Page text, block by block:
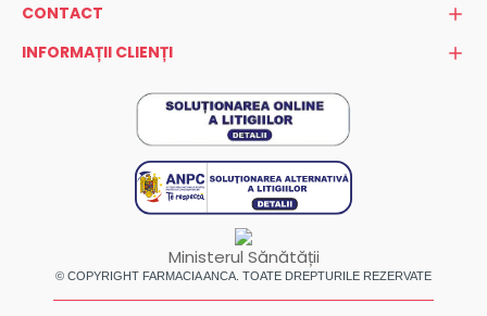
CONTACT
INFORMAȚII CLIENȚI
Ministerul Sănătății
© COPYRIGHT FARMACIA ANCA. TOATE DREPTURILE REZERVATE